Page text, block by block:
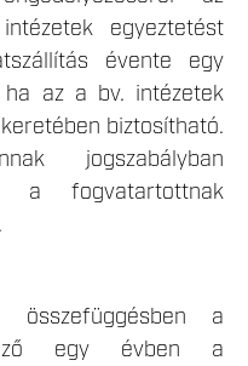
egyeztetést
évente egy
az a bv. intézetek
biztosítható.
jogszabályban
a fogvatartottnak
összefüggésben a
egy évben a